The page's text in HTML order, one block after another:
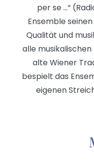
per se ...“
Ensemble
Qualität und
alle
alte Wiener
bespielt das
eigenen